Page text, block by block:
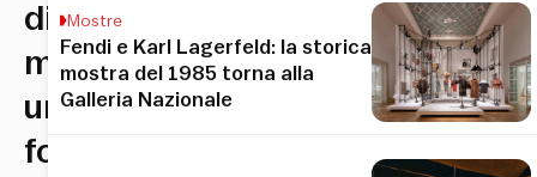
di
moda
una
forma
Mostre
Fendi e Karl Lagerfeld: la storica
mostra del 1985 torna alla
Galleria Nazionale